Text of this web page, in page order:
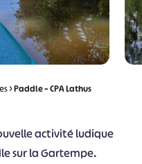
>Paddle – CPA Lathus
activité ludique
sur la Gartempe.